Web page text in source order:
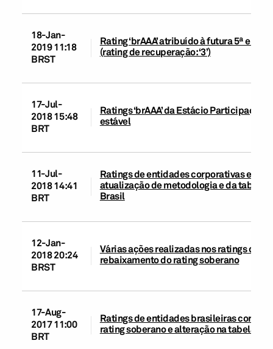
18-Jan-
2019 11:18
BRST
Rating ‘brAAA’ atribuído à futura 5ª
(rating de recuperação: ‘3’)
17-Jul-
2018 15:48
BRT
Ratings ‘brAAA’ da Estácio
estável
11-Jul-
2018 14:41
BRT
Ratings de entidades corporativas e de
atualização de metodologia e da tabela
Brasil
12-Jan-
2018 20:24
BRST
Várias ações realizadas nos ratings das
rebaixamento do rating soberano
17-Aug-
2017 11:00
BRT
Ratings de entidades brasileiras
rating soberano e alteração na tabela